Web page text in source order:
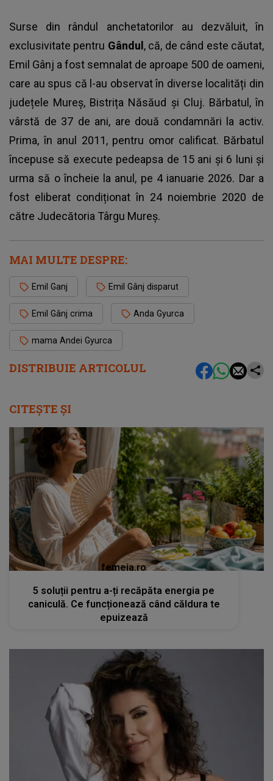
DISTRIBUIE ARTICOLUL
Surse din rândul anchetatorilor au dezvăluit, în
exclusivitate pentru Gândul, că, de când este căutat,
Emil Gânj a fost semnalat de aproape 500 de oameni,
care au spus că l-au observat în diverse localități din
județele Mureș, Bistrița Năsăud și Cluj. Bărbatul, în
vârstă de 37 de ani, are două condamnări la activ.
Prima, în anul 2011, pentru omor calificat. Bărbatul
începuse să execute pedeapsa de 15 ani și 6 luni și
urma să o încheie la anul, pe 4 ianuarie 2026. Dar a
fost eliberat condiționat în 24 noiembrie 2020 de
către Judecătoria Târgu Mureș.
MAI MULTE DESPRE:
Emil Ganj Emil Gânj disparut
Emil Gânj crima Anda Gyurca
mama Andei Gyurca
CITEȘTE ȘI
femeia.ro
5 soluții pentru a-ți recăpăta energia pe
caniculă. Ce funcționează când căldura te
epuizează